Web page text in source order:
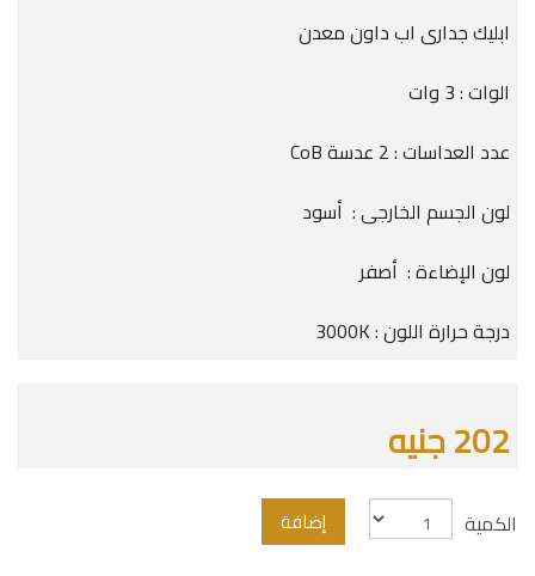
ابليك جدارى اب داون معدن
الوات : 3 وات
عدد العداسات : 2 عدسة CoB
لون الجسم الخارجى : أسود
لون الإضاءة : أصفر
درجة حرارة اللون : 3000K
202 جنيه
الكمية إضافة